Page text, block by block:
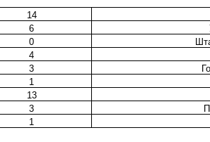
14
6
0
4
3
1
13
3
1